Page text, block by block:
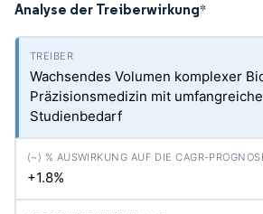
Analyse der Treiberwirkung*
Wachsendes Volumen komplexer
Präzisionsmedizin mit
Studienbedarf
+1.8%